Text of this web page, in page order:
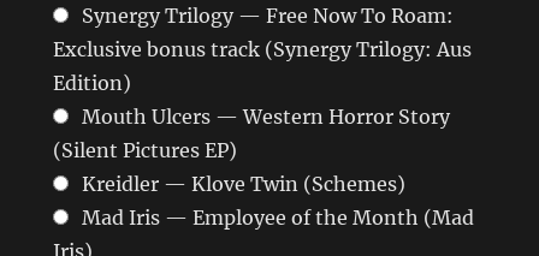
Synergy Trilogy — Free Now To Roam:
Exclusive bonus track (Synergy Trilogy: Aus
Edition)
Mouth Ulcers — Western Horror Story
(Silent Pictures EP)
Kreidler — Klove Twin (Schemes)
Mad Iris — Employee of the Month (Mad
Iris)